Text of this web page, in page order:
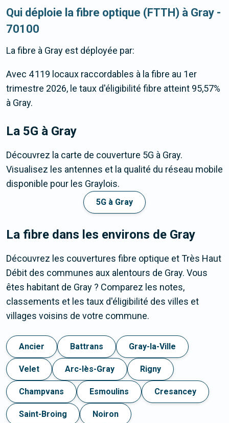
Qui déploie la fibre optique (FTTH) à Gray -
70100
La fibre à Gray est déployée par:
Avec 4 119 locaux raccordables à la fibre au 1er
trimestre 2026, le taux d'éligibilité fibre atteint 95,57%
à Gray.
La 5G à Gray
Découvrez la carte de couverture 5G à Gray.
Visualisez les antennes et la qualité du réseau mobile
disponible pour les Graylois.
5G à Gray
La fibre dans les environs de Gray
Découvrez les couvertures fibre optique et Très Haut
Débit des communes aux alentours de Gray. Vous
êtes habitant de Gray ? Comparez les notes,
classements et les taux d'éligibilité des villes et
villages voisins de votre commune.
Ancier Battrans Gray-la-Ville
Velet Arc-lès-Gray Rigny
Champvans Esmoulins Cresancey
Saint-Broing Noiron